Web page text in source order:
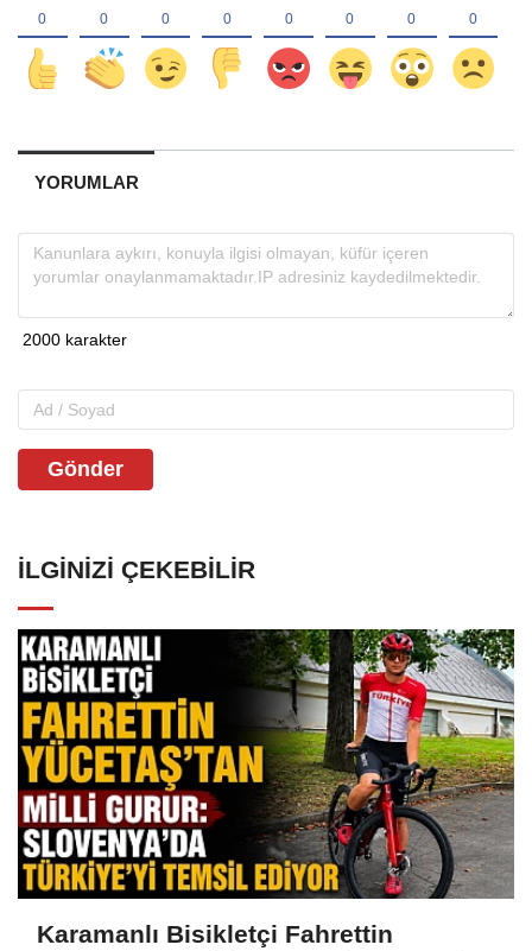
YORUMLAR
Gönder
İLGINIZI ÇEKEBILIR
Karamanlı Bisikletçi Fahrettin